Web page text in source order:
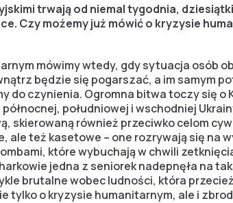
trwają od niemal tygodnia,
Czy możemy już mówić o kryzysie
mówimy wtedy, gdy sytuacja osób
będzie się pogarszać, a im samym
do czynienia. Ogromna bitwa toczy się o
południowej i wschodniej
skierowaną również przeciwko celom
też kasetowe – one rozrywają się na
które wybuchają w chwili
jedna z seniorek nadepnęła na
brutalne wobec ludności, która
tylko o kryzysie humanitarnym, ale i